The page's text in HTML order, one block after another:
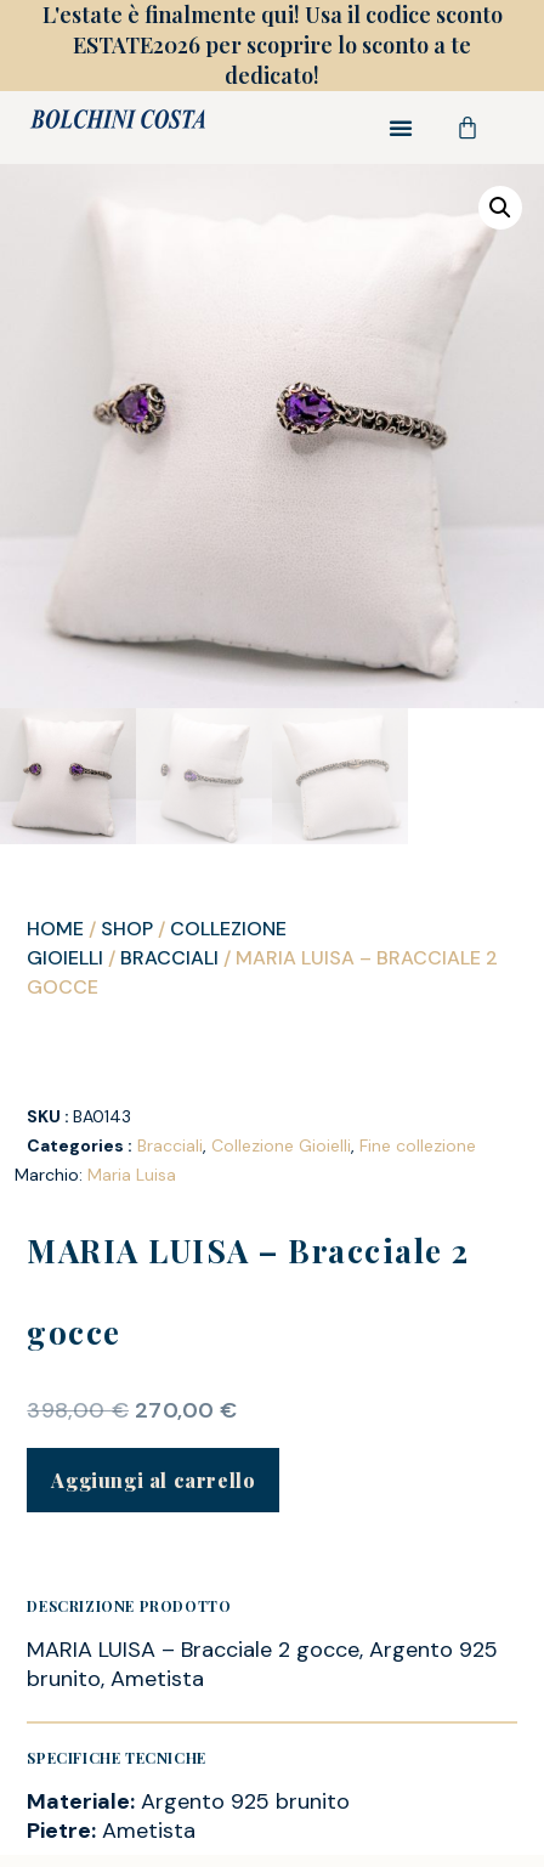
L'estate è finalmente qui! Usa il codice sconto
ESTATE2026 per scoprire lo sconto a te
dedicato!
HOME / SHOP / COLLEZIONE
GIOIELLI / BRACCIALI / MARIA LUISA – BRACCIALE 2
GOCCE
SKU :BA0143
Categories : Bracciali, Collezione Gioielli, Fine collezione
Marchio: Maria Luisa
MARIA LUISA – Bracciale 2
gocce
398,00€ 270,00 €
Aggiungi al carrello
DESCRIZIONE PRODOTTO
MARIA LUISA – Bracciale 2 gocce, Argento 925
brunito, Ametista
SPECIFICHE TECNICHE
Materiale: Argento 925 brunito
Pietre: Ametista